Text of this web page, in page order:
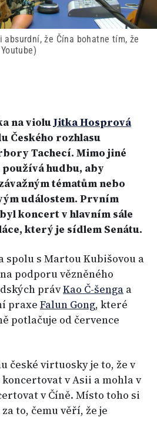
že Čína bohatne tím, že
na violuJitka Hosprová
Českého rozhlasu
Tachecí. Mimo jiné
hudbu, aby
tématům nebo
událostem. Prvním
koncert v hlavním sále
který je sídlem Senátu.
spolu s Martou Kubišovou a
podporu vězněného
právKao Č-šenga a
praxe Falun Gong, které
potlačuje od července
české virtuosky je to, že v
v Asii a mohla v
v Číně. Místo toho si
to, čemu věří, že je